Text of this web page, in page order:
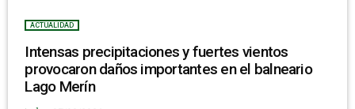
ACTUALIDAD
Intensas precipitaciones y fuertes vientos
provocaron daños importantes en el balneario
Lago Merín